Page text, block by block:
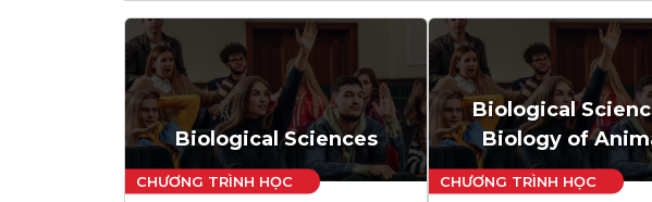
Biological Sciences
Biological
Biology of